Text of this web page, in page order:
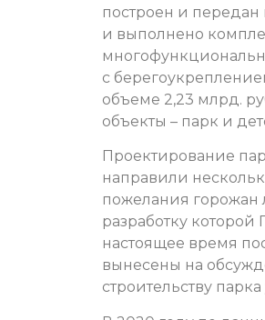
построен и
и выполнено
с
объеме 2,23 млрд.
объекты – парк и
Проектирование
направили
пожелания горожан
разработку
настоящее время
вынесены на
строительству